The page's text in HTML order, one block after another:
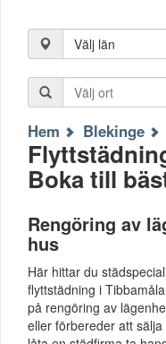
Välj län
Hem Blekinge
Boka till
Rengöring av
hus
Här hittar du
flyttstädning i
på rengöring av
eller förbereder att